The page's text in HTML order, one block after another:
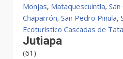
Monjas, Mataquescuintla,
Chaparrón, San Pedro Pinula,
Ecoturístico Cascadas de
Jutiapa
(61)